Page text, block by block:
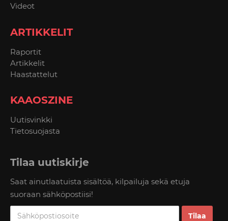
Videot
ARTIKKELIT
Raportit
Artikkelit
Haastattelut
KAAOSZINE
Uutisvinkki
Tietosuojasta
Tilaa uutiskirje
Saat ainutlaatuista sisältöä, kilpailuja sekä etuja
suoraan sähköpostiisi!